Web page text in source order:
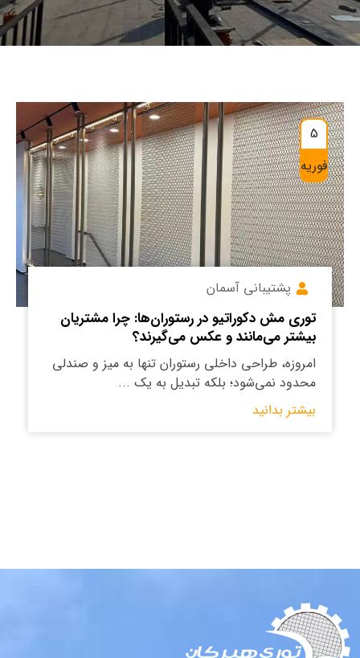
5
فوریه
پشتیبانی آسمان
توری مش دکوراتیو در رستوران‌ها: چرا مشتریان
بیشتر می‌مانند و عکس می‌گیرند؟
امروزه، طراحی داخلی رستوران تنها به میز و صندلی
محدود نمی‌شود؛ بلکه تبدیل به یک ...
بیشتر بدانید